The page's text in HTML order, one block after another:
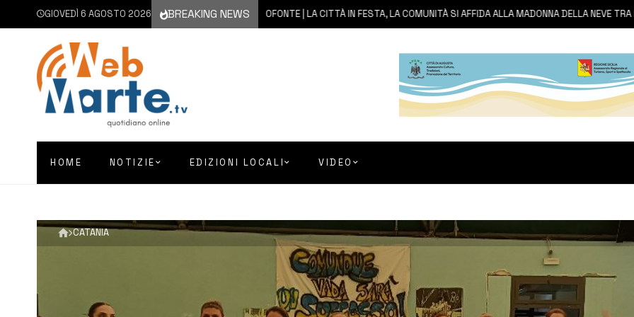
GIOVEDÌ 6 AGOSTO 2026 BREAKING NEWS
6 AGOSTO 2026 FRANCOFONTE | LA CITTÀ IN FESTA, LA COMUNITÀ SI AFFIDA ALLA MADONNA DELLA NEVE TRA FEDE E
HOME NOTIZIE EDIZIONI LOCALI VIDEO
CATANIA